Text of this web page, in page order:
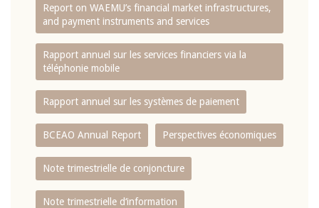
Report on WAEMU’s financial market infrastructures,
and payment instruments and services
Rapport annuel sur les services financiers via la
téléphonie mobile
Rapport annuel sur les systèmes de paiement
BCEAO Annual Report Perspectives économiques
Note trimestrielle de conjoncture
Note trimestrielle d‘information